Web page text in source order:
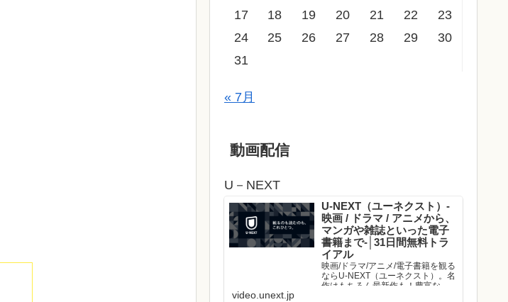
17
18 19 20 21 22
23
24
25 26 27 28 29
30
31
« 7月
動画配信
U－NEXT
U-NEXT（ユーネクスト）-
映画 / ドラマ / アニメから、
マンガや雑誌といった電子
書籍まで-│31日間無料トラ
イアル
映画/ドラマ/アニメ/電子書籍を観る
ならU-NEXT（ユーネクスト）。名
作はもちろん最新作も！豊富な作
video.unext.jp